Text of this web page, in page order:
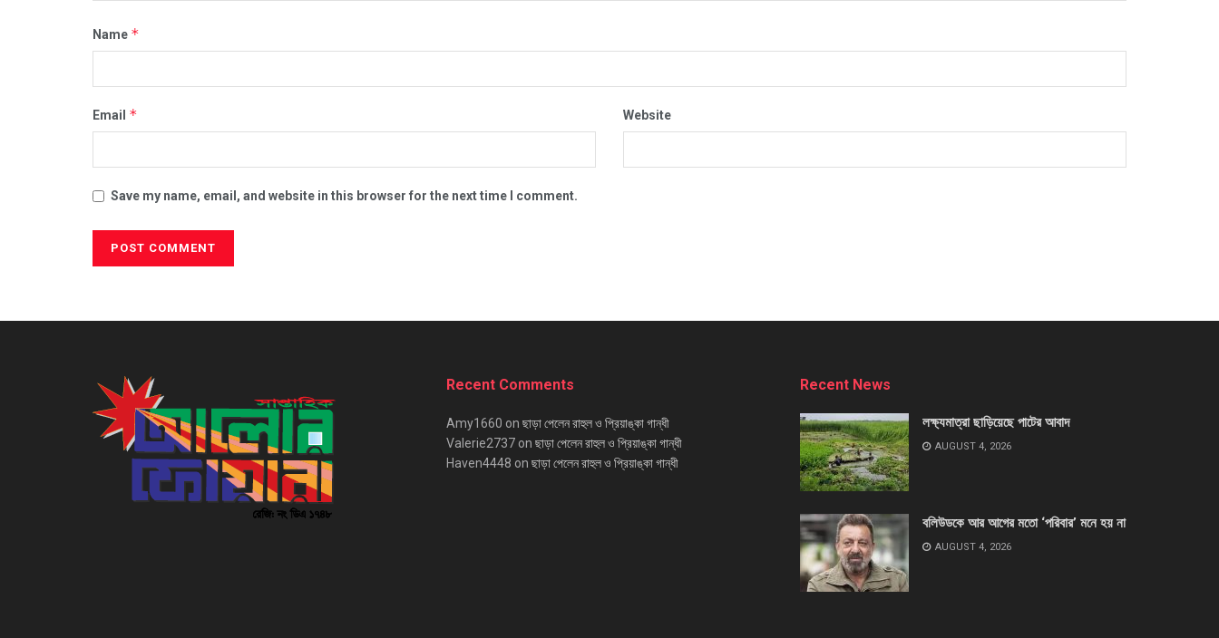
Name *
Email * Website
Save my name, email, and website in this browser for the next time I comment.
Recent Comments
Amy1660 on ছাড়া পেলেন রাহুল ও প্রিয়াঙ্কা গান্ধী
Valerie2737 on ছাড়া পেলেন রাহুল ও প্রিয়াঙ্কা গান্ধী
Haven4448 on ছাড়া পেলেন রাহুল ও প্রিয়াঙ্কা গান্ধী
Recent News
লক্ষ্যমাত্রা ছাড়িয়েছে পাটের আবাদ
AUGUST 4, 2026
বলিউডকে আর আগের মতো ‘পরিবার’ মনে হয় না
AUGUST 4, 2026